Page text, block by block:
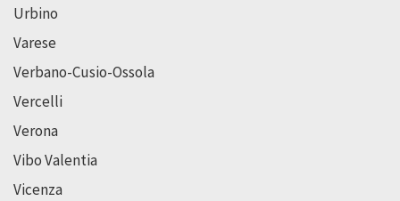
Urbino
Varese
Verbano-Cusio-Ossola
Vercelli
Verona
Vibo Valentia
Vicenza